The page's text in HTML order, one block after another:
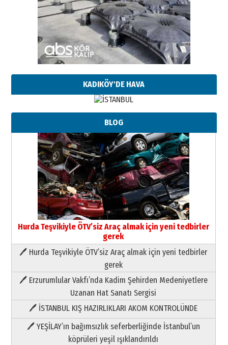
KADIKÖY'DE HAVA
BLOG
Hurda Teşvikiyle ÖTV’siz Araç almak için yeni tedbirler
gerek
🖊 Hurda Teşvikiyle ÖTV’siz Araç almak için yeni tedbirler
gerek
🖊 Erzurumlular Vakfı’nda Kadim Şehirden Medeniyetlere
Uzanan Hat Sanatı Sergisi
🖊 İSTANBUL KIŞ HAZIRLIKLARI AKOM KONTROLÜNDE
🖊 YEŞİLAY’ın bağımsızlık seferberliğinde İstanbul’un
köprüleri yeşil ışıklandırıldı
Paranın Aile Kültüründeki Yeri
03 Ağustos 2026 Pazartesi
Yıldırım Gündoğdu
HAVVA’NIN ÜÇ KIZI
09 Temmuz 2026 Perşembe